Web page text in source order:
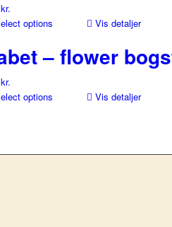
kr.
options
Vis detaljer
– flower
kr.
options
Vis detaljer